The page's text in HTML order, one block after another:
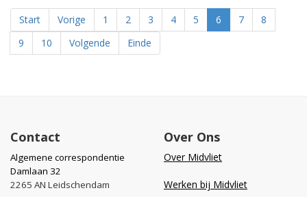
Start Vorige 1 2 3 4 5 6 7
8
9
10 Volgende Einde
Contact
Algemene correspondentie
Damlaan 32
2265 AN Leidschendam
Over Ons
Over Midvliet
Werken bij Midvliet